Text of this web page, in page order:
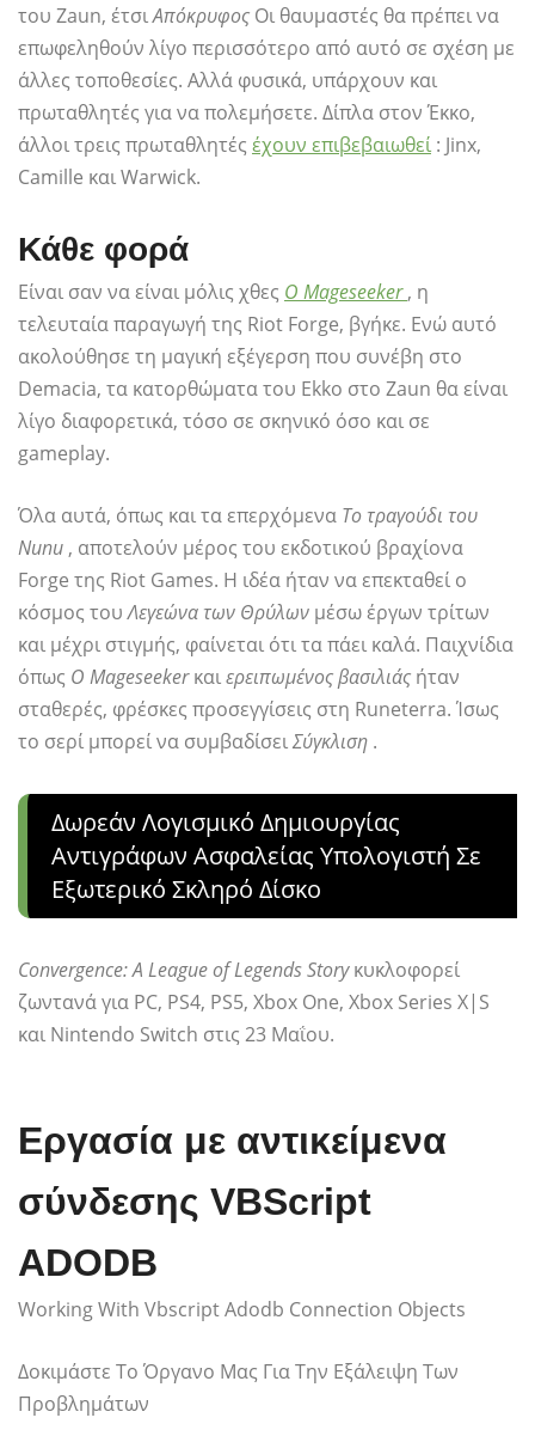
του Zaun, έτσιΑπόκρυφος Οι θαυμαστές θα πρέπει να
επωφεληθούν λίγο περισσότερο από αυτό σε σχέση με
άλλες τοποθεσίες. Αλλά φυσικά, υπάρχουν και
πρωταθλητές για να πολεμήσετε. Δίπλα στον Έκκο,
άλλοι τρεις πρωταθλητές έχουν επιβεβαιωθεί : Jinx,
Camille και Warwick.
Κάθε φορά
Είναι σαν να είναι μόλις χθες Ο Mageseeker , η
τελευταία παραγωγή της Riot Forge, βγήκε. Ενώ αυτό
ακολούθησε τη μαγική εξέγερση που συνέβη στο
Demacia, τα κατορθώματα του Ekko στο Zaun θα είναι
λίγο διαφορετικά, τόσο σε σκηνικό όσο και σε
gameplay.
Όλα αυτά, όπως και τα επερχόμενα Το τραγούδι του
Nunu , αποτελούν μέρος του εκδοτικού βραχίονα
Forge της Riot Games. Η ιδέα ήταν να επεκταθεί ο
κόσμος τουΛεγεώνα των Θρύλων μέσω έργων τρίτων
και μέχρι στιγμής, φαίνεται ότι τα πάει καλά. Παιχνίδια
όπως Ο Mageseekerκαιερειπωμένος βασιλιάς ήταν
σταθερές, φρέσκες προσεγγίσεις στη Runeterra. Ίσως
το σερί μπορεί να συμβαδίσειΣύγκλιση .
Δωρεάν Λογισμικό Δημιουργίας
Αντιγράφων Ασφαλείας Υπολογιστή Σε
Εξωτερικό Σκληρό Δίσκο
Convergence: A League of Legends Storyκυκλοφορεί
ζωντανά για PC, PS4, PS5, Xbox One, Xbox Series X|S
και Nintendo Switch στις 23 Μαΐου.
Εργασία με αντικείμενα
σύνδεσης VBScript
ADODB
Working With Vbscript Adodb Connection Objects
Δοκιμάστε Το Όργανο Μας Για Την Εξάλειψη Των
Προβλημάτων